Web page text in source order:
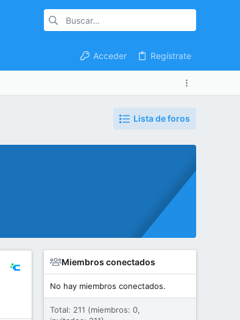
Acceder Regístrate
Lista de foros
Miembros conectados
No hay miembros conectados.
Total: 211 (miembros: 0,